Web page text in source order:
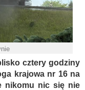
cztery godziny
krajowa nr 16 na
nikomu nic się nie